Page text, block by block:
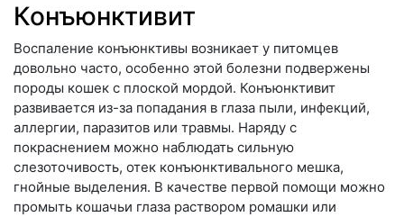
Конъюнктивит
Воспаление конъюнктивы возникает у питомцев
довольно часто, особенно этой болезни подвержены
породы кошек с плоской мордой. Конъюнктивит
развивается из-за попадания в глаза пыли, инфекций,
аллергии, паразитов или травмы. Наряду с
покраснением можно наблюдать сильную
слезоточивость, отек конъюнктивального мешка,
гнойные выделения. В качестве первой помощи можно
промыть кошачьи глаза раствором ромашки или